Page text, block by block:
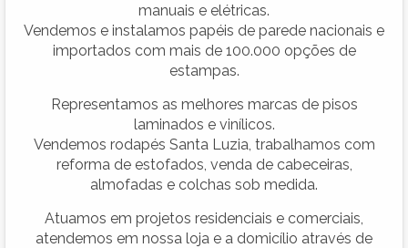
manuais e elétricas.
Vendemos e instalamos papéis de parede nacionais e
importados com mais de 100.000 opções de
estampas.
Representamos as melhores marcas de pisos
laminados e vinílicos.
Vendemos rodapés Santa Luzia, trabalhamos com
reforma de estofados, venda de cabeceiras,
almofadas e colchas sob medida.
Atuamos em projetos residenciais e comerciais,
atendemos em nossa loja e a domicílio através de